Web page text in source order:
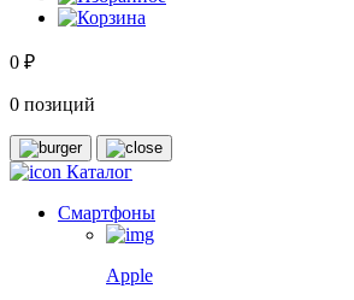
0 ₽
0 позиций
Каталог
Смартфоны
Apple